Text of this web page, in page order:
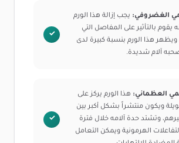
الغضروفي: يجب إزالة هذا الورم
يقوم بالتأثير على المفاصل التي
ويظهر هذا الورم بنسبة كبيرة لدى
آلام شديدة.
العظماني: هذا الورم يركز على
ويكون منتشراً بشكل أكبر بين
وتشتد حدة آلامه خلال فترة
الهرمونية ويمكن التعامل